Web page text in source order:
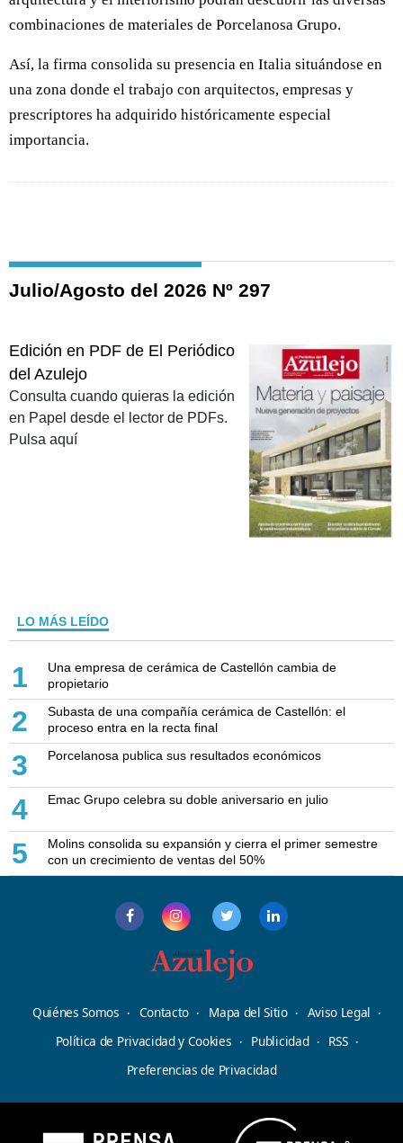
combinaciones de materiales de Porcelanosa Grupo.
Así, la firma consolida su presencia en Italia situándose en
una zona donde el trabajo con arquitectos, empresas y
prescriptores ha adquirido históricamente especial
importancia.
Julio/Agosto del 2026 Nº 297
Edición en PDF de El Periódico
del Azulejo
Consulta cuando quieras la edición
en Papel desde el lector de PDFs.
Pulsa aquí
LO MÁS LEÍDO
1
Una empresa de cerámica de Castellón cambia de
propietario
2
Subasta de una compañía cerámica de Castellón: el
proceso entra en la recta final
3 Porcelanosa publica sus resultados económicos
4 Emac Grupo celebra su doble aniversario en julio
5
Molins consolida su expansión y cierra el primer semestre
con un crecimiento de ventas del 50%
Quiénes Somos Contacto Mapa del Sitio
Aviso Legal
Política de Privacidad y Cookies
Publicidad
RSS
Preferencias de Privacidad